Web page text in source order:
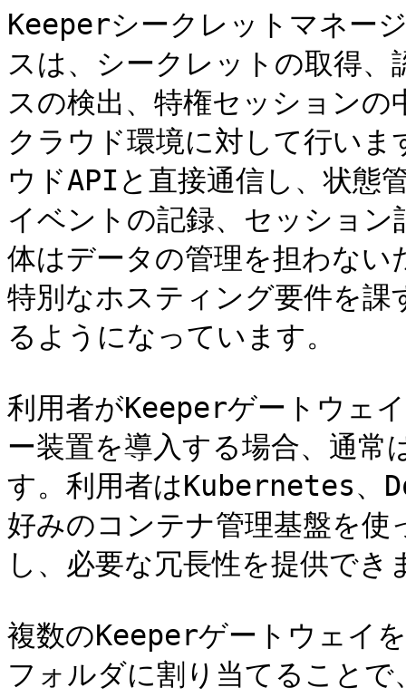
Keeperシークレットマネー
スは、シークレットの取得
スの検出、特権セッション
クラウド環境に対して行い
ウドAPIと直接通信し、状態
イベントの記録、セッショ
体はデータの管理を担わな
特別なホスティング要件を
るようになっています。
利用者がKeeperゲートウェ
ー装置を導入する場合、通
す。利用者はKubernetes、
好みのコンテナ管理基盤を使
し、必要な冗長性を提供でき
複数のKeeperゲートウェイ
フォルダに割り当てること